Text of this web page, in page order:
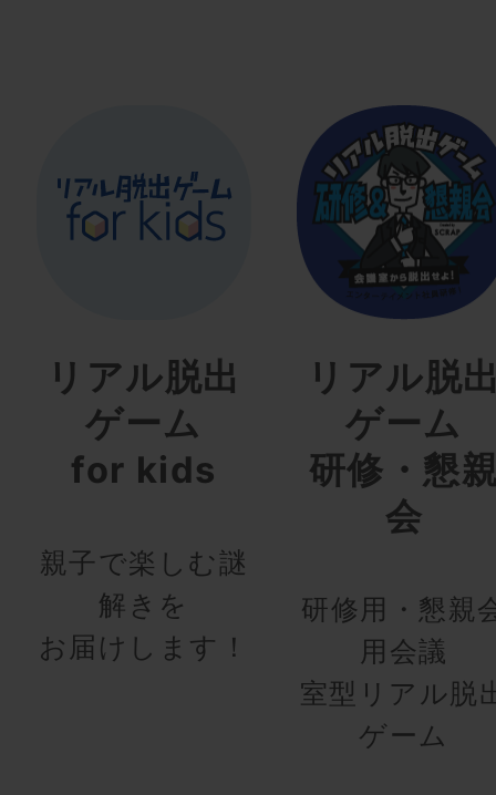
リアル脱出
ゲーム
for kids
親子で楽しむ謎
解きを
お届けします！
リアル脱
ゲーム
研修・懇
会
研修用・懇親
用会議
室型リアル脱
ゲーム